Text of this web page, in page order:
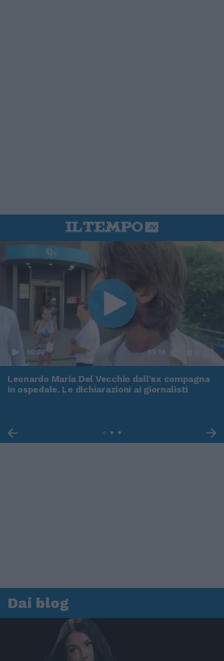
00:00 01:16
Leonardo Maria Del Vecchio dall'ex compagna
in ospedale. Le dichiarazioni ai giornalisti
Dai blog